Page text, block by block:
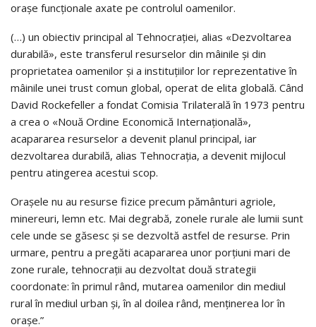
orașe funcționale axate pe controlul oamenilor.
(…) un obiectiv principal al Tehnocrației, alias «Dezvoltarea
durabilă», este transferul resurselor din mâinile și din
proprietatea oamenilor și a instituțiilor lor reprezentative în
mâinile unei trust comun global, operat de elita globală. Când
David Rockefeller a fondat Comisia Trilaterală în 1973 pentru
a crea o «Nouă Ordine Economică Internațională»,
acapararea resurselor a devenit planul principal, iar
dezvoltarea durabilă, alias Tehnocrația, a devenit mijlocul
pentru atingerea acestui scop.
Orașele nu au resurse fizice precum pământuri agriole,
minereuri, lemn etc. Mai degrabă, zonele rurale ale lumii sunt
cele unde se găsesc și se dezvoltă astfel de resurse. Prin
urmare, pentru a pregăti acapararea unor porțiuni mari de
zone rurale, tehnocrații au dezvoltat două strategii
coordonate: în primul rând, mutarea oamenilor din mediul
rural în mediul urban și, în al doilea rând, menținerea lor în
orașe.”